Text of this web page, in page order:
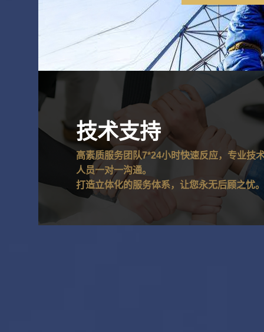
技术支持
高素质服务团队7*24小时快速反应，专业技
人员一对一沟通。
打造立体化的服务体系，让您永无后顾之忧。